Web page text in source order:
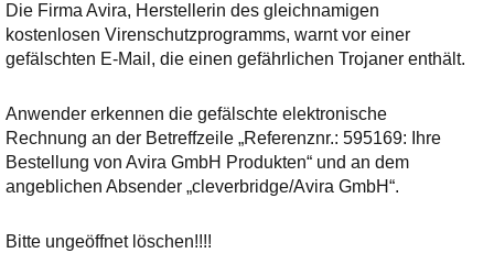
Die Firma Avira, Herstellerin des gleichnamigen
kostenlosen Virenschutzprogramms, warnt vor einer
gefälschten E-Mail, die einen gefährlichen Trojaner enthält.
Anwender erkennen die gefälschte elektronische
Rechnung an der Betreffzeile „Referenznr.: 595169: Ihre
Bestellung von Avira GmbH Produkten“ und an dem
angeblichen Absender „cleverbridge/Avira GmbH“.
Bitte ungeöffnet löschen!!!!
Wie z.B. Outlook,
GMail, Thunderbird
oder auch
Ihre E-Mail
Adresse:
E-Mail